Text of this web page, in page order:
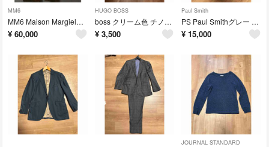
MM6
MM6 Maison Margiela ジャパニーズ トートバッグ
¥ 60,000
HUGO BOSS
boss クリーム色 チノパン
¥ 3,500
Paul Smith
PS Paul Smithグレー ステンカラーコート ウエストベルト付き 日本製
¥ 15,000
JOURNAL STANDARD